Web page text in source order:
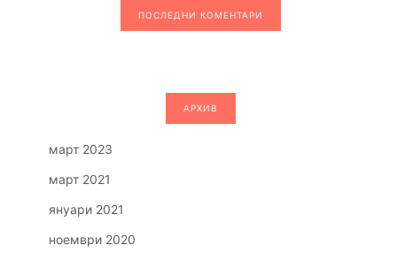
ПОСЛЕДНИ КОМЕНТАРИ
АРХИВ
март 2023
март 2021
януари 2021
ноември 2020